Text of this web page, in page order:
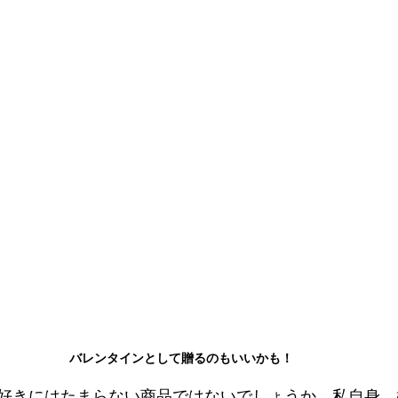
バレンタインとして贈るのもいいかも！